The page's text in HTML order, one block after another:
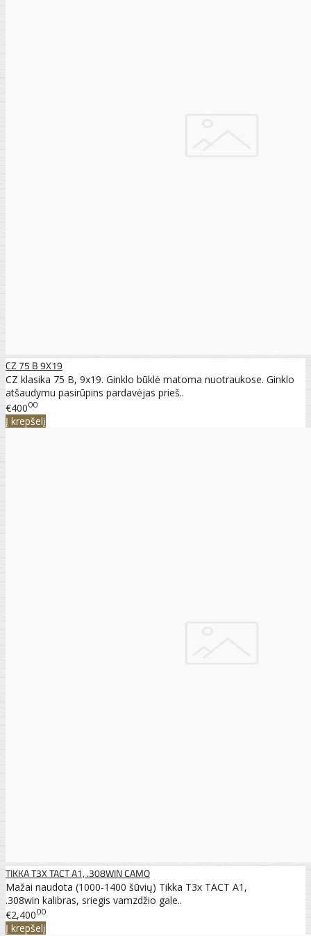
CZ 75 B 9X19
CZ klasika 75 B, 9x19. Ginklo būklė matoma nuotraukose. Ginklo
atšaudymu pasirūpins pardavėjas prieš..
€40000
Į krepšelį
TIKKA T3X TACT A1, .308WIN CAMO
Mažai naudota (1000-1400 šūvių) Tikka T3x TACT A1,
.308win kalibras, sriegis vamzdžio gale..
€2,40000
Į krepšelį